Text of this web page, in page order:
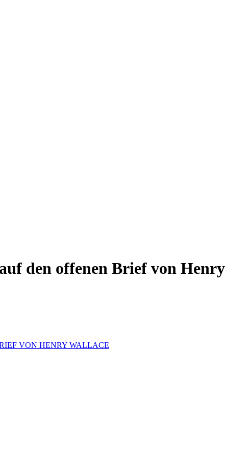
den offenen Brief von
VON HENRY WALLACE